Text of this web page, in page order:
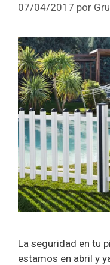
07/04/2017 por
La seguridad en tu
estamos en abril y